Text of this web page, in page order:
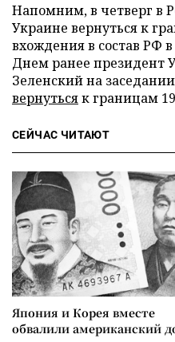
Напомним, в четверг в
Украине вернуться к
вхождения в состав РФ в
Днем ранее президент
Зеленский на
вернутьсяк границам
СЕЙЧАС ЧИТАЮТ
Япония и Корея вместе
обвалили американский